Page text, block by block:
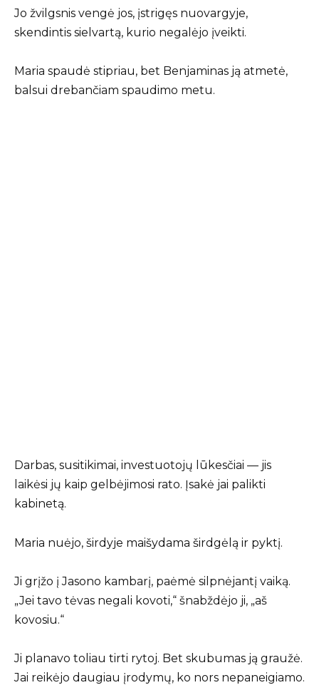
Jo žvilgsnis vengė jos, įstrigęs nuovargyje,
skendintis sielvartą, kurio negalėjo įveikti.
Maria spaudė stipriau, bet Benjaminas ją atmetė,
balsui drebančiam spaudimo metu.
Darbas, susitikimai, investuotojų lūkesčiai — jis
laikėsi jų kaip gelbėjimosi rato. Įsakė jai palikti
kabinetą.
Maria nuėjo, širdyje maišydama širdgėlą ir pyktį.
Ji grįžo į Jasono kambarį, paėmė silpnėjantį vaiką.
„Jei tavo tėvas negali kovoti,“ šnabždėjo ji, „aš
kovosiu.“
Ji planavo toliau tirti rytoj. Bet skubumas ją graužė.
Jai reikėjo daugiau įrodymų, ko nors nepaneigiamo.